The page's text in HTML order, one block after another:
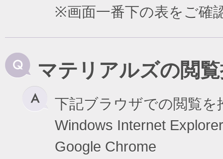
※画面一番下の表をご確
マテリアルズの閲
下記ブラウザでの閲覧を
Windows Internet
Google Chrome